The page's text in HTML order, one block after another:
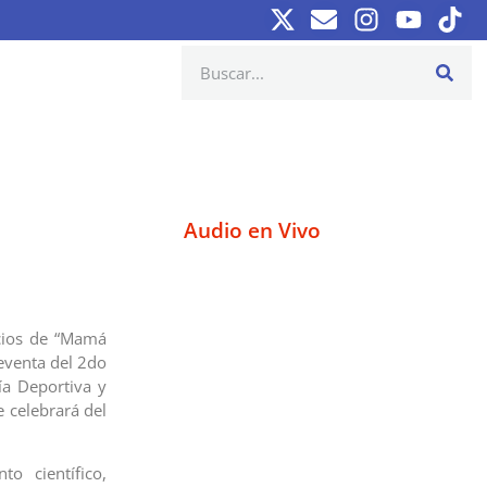
de “Mamá
del 2do
Deportiva y
celebrará del
científico,
Audio en Vivo